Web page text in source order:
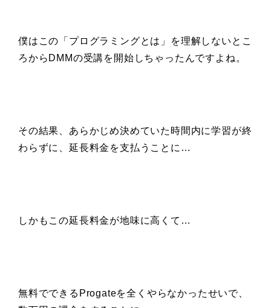
僕はこの「プログラミングとは」を理解しないとこ
ろからDMMの受講を開始しちゃったんですよね。
その結果、あらかじめ決めていた時間内に学習が終
わらずに、延長料金を支払うことに…
しかもこの延長料金が地味に高くて…
無料でできるProgateを全くやらなかったせいで、